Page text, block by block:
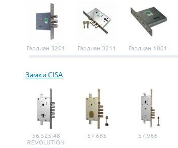
Гардиан 3201 Гардиан 3211 Гардиан 1001
Замки CISA
56.525.48
REVOLUTION
57.685 57.966